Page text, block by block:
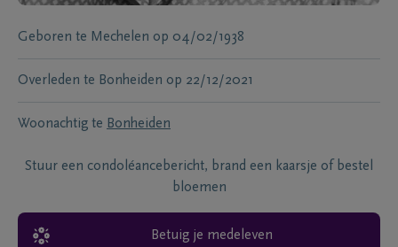
Geboren te Mechelen op 04/02/1938
Overleden te Bonheiden op 22/12/2021
Woonachtig te Bonheiden
Stuur een condoléancebericht, brand een kaarsje of bestel
bloemen
Betuig je medeleven